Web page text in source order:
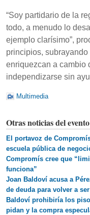
“Soy partidario de la
todo, a menudo lo
ejemplo clarísimo”,
principios,
enriquezcan a cambio
independizarse sin
Multimedia
Otras noticias del
El portavoz de
escuela pública de
Compromís cree que
funciona”
Joan Baldoví acusa a
de deuda para volver a
Baldoví prohibiría los
pidan y la compra